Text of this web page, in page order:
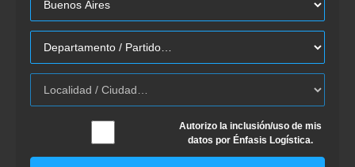
Autorizo la inclusión/uso de mis
datos por Énfasis Logística.